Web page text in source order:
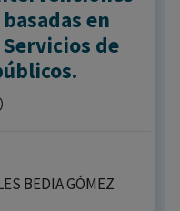
en
de
BEDIA GÓMEZ